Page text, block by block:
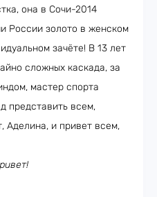
она в Сочи-2014
России золото в женском
зачёте! В 13 лет
сложных каскада, за
мастер спорта
представить всем,
Аделина, и привет всем,